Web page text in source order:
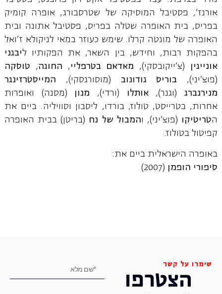
אורנז', פסטיבל המוסיקה של שטרסבורג, אופרה קומיק
בפריס, בית האופרה שטלה בפריס, פסטיבל אתונה ובית
האופרה של מונטה קרלו. שימש כעוזר במאי לניקולא ז'ואל
בהפקות רבות, וחידש, בין השאר, את הפקותיו ליבגני
אונייגין (צ'ייקובסקי), מאדאם בטרפליי , החוגה, טוסקה
(פוצ'יני), בוריס גודונוב (מוסורגסקי), המייסטרזינגר
מנירנברג(וגנר),אותלו (ורדי), מנון (מסנה) ואופרות
אחרות, בטרייסט, טולוז, בורדו, ליסבון וסוויליה. ביים את
הטריטיקו (פוצ'יני), והמבול של נח (בריטן) בבית האופרה
קפיטול בטולוז.
באופרה הישראלית ביים את:
סיפורי הופמן (2007)
שימרו על קשר
הצטרפו